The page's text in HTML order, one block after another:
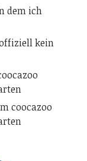
dem ich
kein
coocazoo